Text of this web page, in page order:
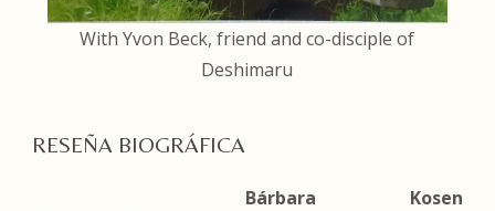
With Yvon Beck, friend and co-disciple of
Deshimaru
RESEÑA BIOGRÁFICA
Bárbara Kosen